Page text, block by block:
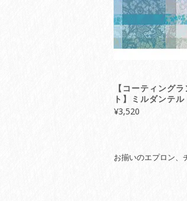
【コーティング
ト】ミルダンテ
¥3,520
お揃いのエプロン、